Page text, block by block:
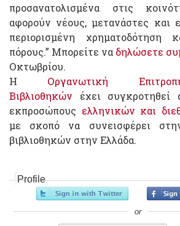
προσανατολισμένα στις
αφορούν νέους, μετανάστες και
περιορισμένη χρηματοδότηση
πόρους.” Μπορείτε να δηλώσετε
Οκτωβρίου.
Η Οργανωτική
Βιβλιοθηκών έχει
εκπροσώπους ελληνικών και
με σκοπό να συνεισφέρει
βιβλιοθηκών στην Ελλάδα.
Profile
or